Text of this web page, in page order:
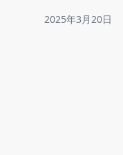
2025年3月20日